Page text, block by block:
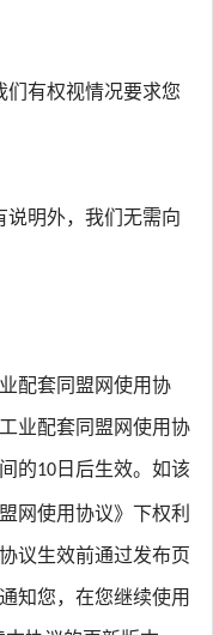
们有权视情况要求您
说明外，我们无需向
配套同盟网使用协
业配套同盟网使用协
的10 日后生效。如该
网使用协议》下权利
议生效前通过发布页
知您，在您继续使用